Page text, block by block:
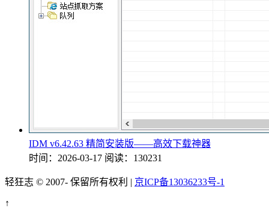
IDM v6.42.63 精简安装版——高效下载神器
时间：2026-03-17 阅读：130231
轻狂志 © 2007- 保留所有权利 | 京ICP备13036233号-1
↑